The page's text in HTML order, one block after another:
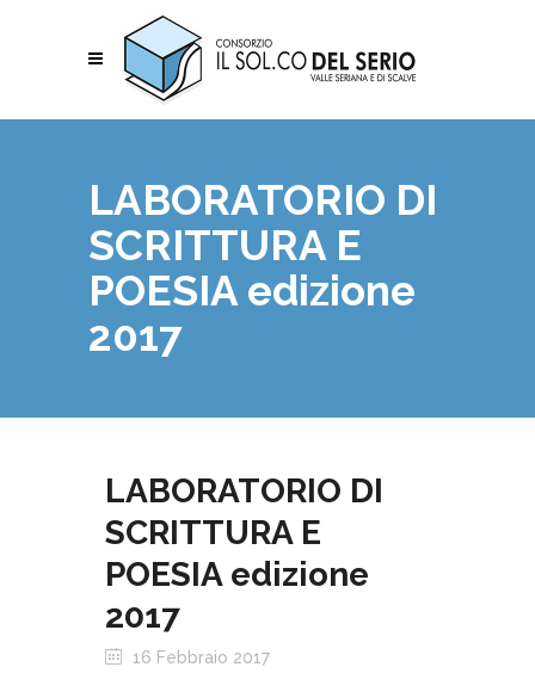
LABORATORIO DI
SCRITTURA E
POESIA edizione
2017
LABORATORIO DI
SCRITTURA E
POESIA edizione
2017
16 Febbraio 2017